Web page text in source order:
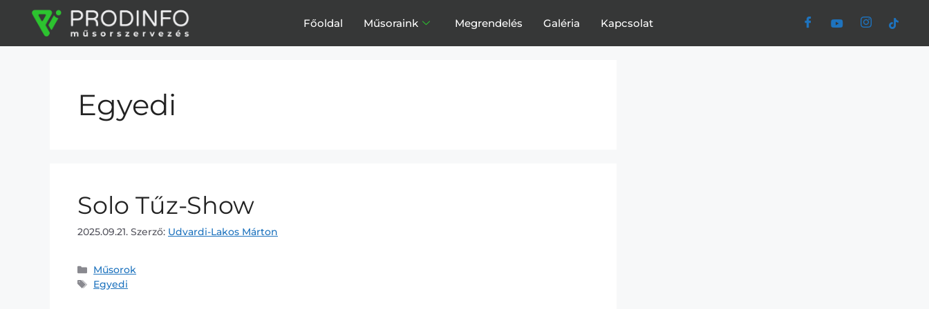
Főoldal Műsoraink Megrendelés Galéria Kapcsolat
Egyedi
Solo Tűz-Show
2025.09.21. Szerző: Udvardi-Lakos Márton
Műsorok
Egyedi